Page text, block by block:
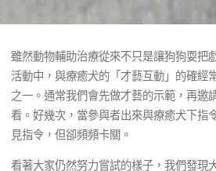
驗活動中，與療癒犬的「才藝互動」的
遊戲之一。
雖然動物輔助治療從來不只是讓狗狗耍把
活動中，與療癒犬的「才藝互動」的確經
之一。通常我們會先做才藝的示範，再邀
看。好幾次，當參與者出來與療癒犬下指
見指令，但卻頻頻卡關。
看著大家仍然努力嘗試的樣子，我們發現